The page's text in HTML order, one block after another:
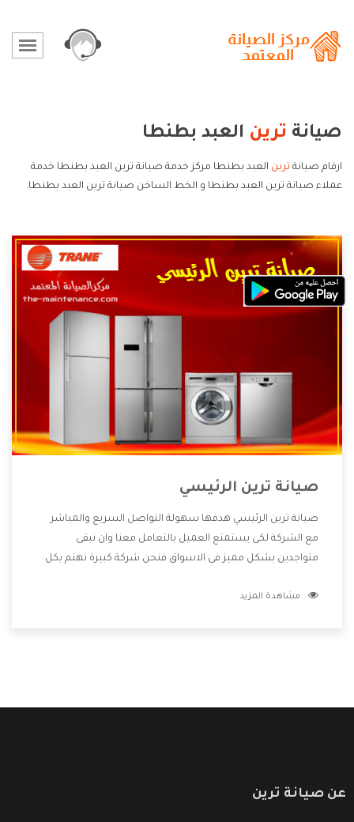
صيانة ترين العبد بطنطا
ارقام صيانة ترين العبد بطنطا مركز خدمة صيانة ترين العبد بطنطا خدمة
عملاء صيانة ترين العبد بطنطا و الخط الساخن صيانة ترين العبد بطنطا.
صيانة ترين الرئيسي
صيانة ترين الرئيسي هدفها سهولة التواصل السريع والمباشر
مع الشركة لكى يستمتع العميل بالتعامل معنا وان نبقى
متواجدين بشكل مميز فى الاسواق فنحن شركة كبيرة نهتم بكل
الشركة بها والتى تكون منها خدمة الصيانة التى تكون من أهم
مشاهدة المزيد
عن صيانة ترين